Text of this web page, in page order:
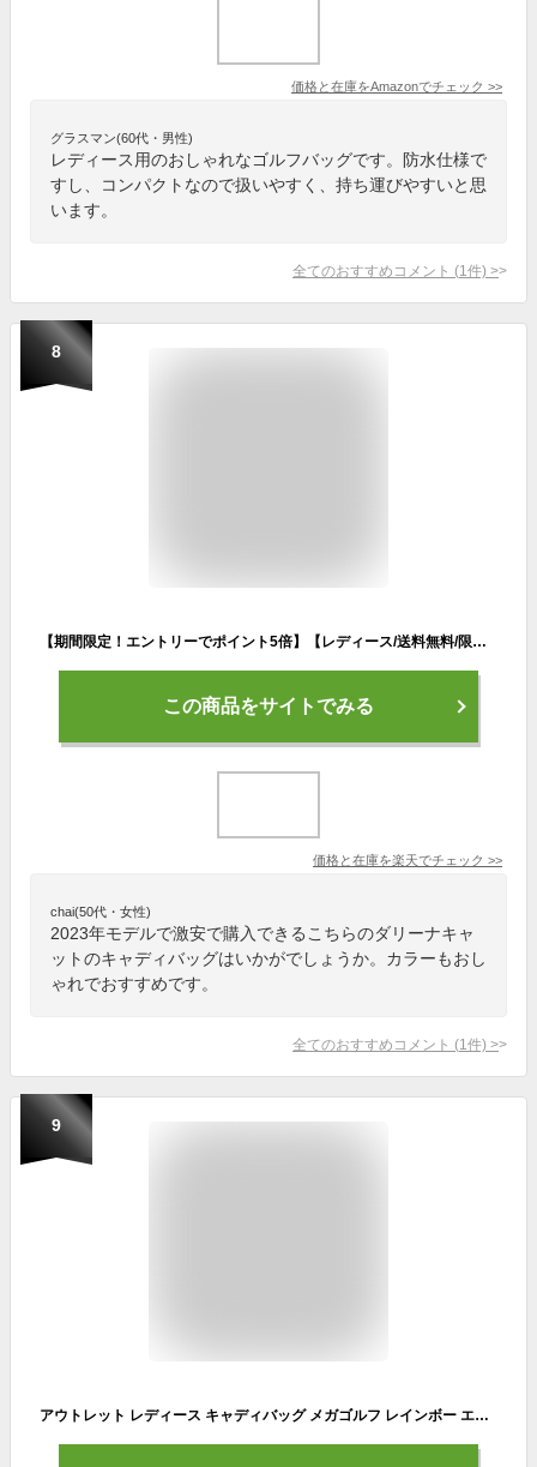
価格と在庫をAmazonでチェック >>
グラスマン(60代・男性)
レディース用のおしゃれなゴルフバッグです。防水仕様で
すし、コンパクトなので扱いやすく、持ち運びやすいと思
います。
全てのおすすめコメント (1 件) >
8
【期間限定！エントリーでポイント5倍】【レディース/送料無料/限定モデル】ダリーナキャット ゴルフ カート キャディバッグ DN-SET05 イエロー パープル
この商品をサイトでみる
価格と在庫を楽天でチェック >>
chai(50代・女性)
2023年モデルで激安で購入できるこちらのダリーナキャ
ットのキャディバッグはいかがでしょうか。カラーもおし
ゃれでおすすめです。
全てのおすすめコメント (1 件) >
9
アウトレット レディース キャディバッグ メガゴルフ レインボー エンジェル